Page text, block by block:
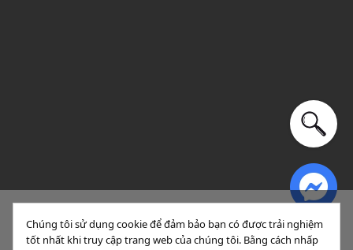
Sắp xếp Lọc (1)
Chúng tôi sử dụng cookie để đảm bảo bạn có được trải nghiệm
tốt nhất khi truy cập trang web của chúng tôi. Bằng cách nhấp